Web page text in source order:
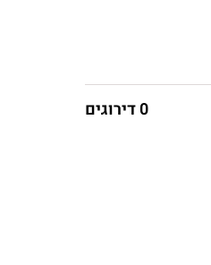
0 דירוגים